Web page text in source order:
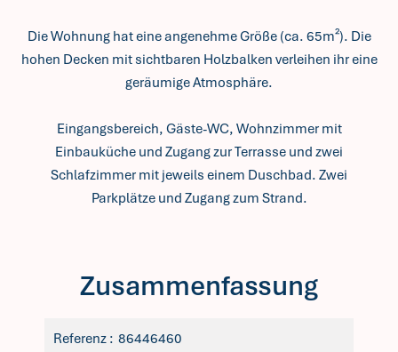
Die Wohnung hat eine angenehme Größe (ca. 65m²). Die
hohen Decken mit sichtbaren Holzbalken verleihen ihr eine
geräumige Atmosphäre.
Eingangsbereich, Gäste-WC, Wohnzimmer mit
Einbauküche und Zugang zur Terrasse und zwei
Schlafzimmer mit jeweils einem Duschbad. Zwei
Parkplätze und Zugang zum Strand.
Zusammenfassung
Referenz 86446460